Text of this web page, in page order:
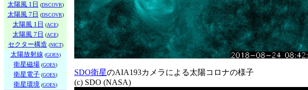
太陽風 1日 (DSCOVR)
太陽風 7日 (DSCOVR)
太陽風 1日 (ACE)
太陽風 7日 (ACE)
セクター構造 (NICT)
太陽放射線 (GOES)
衛星磁場 (GOES)
衛星電子 (GOES)
衛星環境 (GOES)
SDO衛星のAIA193カメラによる太陽コロナの様子
(c) SDO (NASA)